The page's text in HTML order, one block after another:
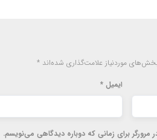
موردنیاز علامت‌گذاری شده‌اند *
ایمیل*
مرورگر برای زمانی که دوباره دیدگاهی می‌نویسم.